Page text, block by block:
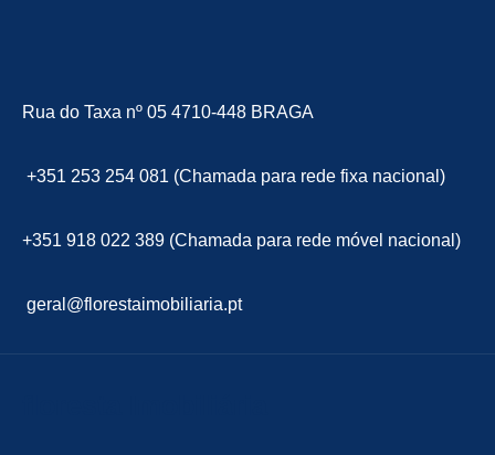
Rua do Taxa nº 05 4710-448 BRAGA
+351 253 254 081 (Chamada para rede fixa nacional)
+351 918 022 389 (Chamada para rede móvel nacional)
geral@florestaimobiliaria.pt